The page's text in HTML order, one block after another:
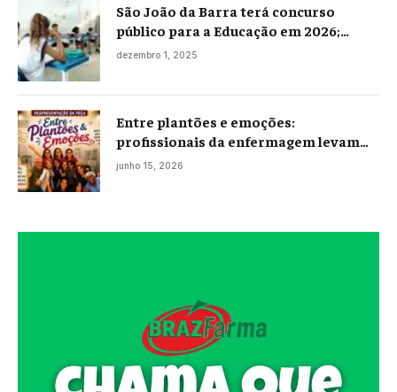
São João da Barra terá concurso
público para a Educação em 2026;
projeto já está na Câmara
dezembro 1, 2025
Entre plantões e emoções:
profissionais da enfermagem levam
histórias reais ao palco em Campos
junho 15, 2026